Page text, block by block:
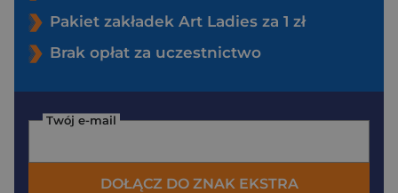
Pakiet zakładek Art Ladies za 1 zł
Brak opłat za uczestnictwo
Twój e-mail
DOŁĄCZ DO ZNAK EKSTRA